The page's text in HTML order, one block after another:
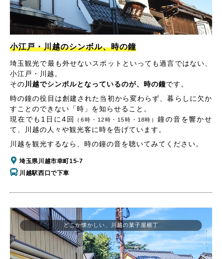
小江戸・川越のシンボル、時の鐘
埼玉観光で最も外せないスポットといっても過言ではない、
小江戸・川越。
その川越でシンボルとなっているのが、時の鐘です。
時の鐘の役目は創建された当初から変わらず、暮らしに欠か
すことのできない「時」を知らせること。
現在でも1日に4回
（6時・12時・15時・18時）鐘の音を響かせ
て、川越の人々や観光客に時を告げています。
川越を観光するなら、時の鐘の音を聴いてみてください。
埼玉県川越市幸町15-7
川越駅西口で下車
どこか懐かしい、川越の菓子屋横丁